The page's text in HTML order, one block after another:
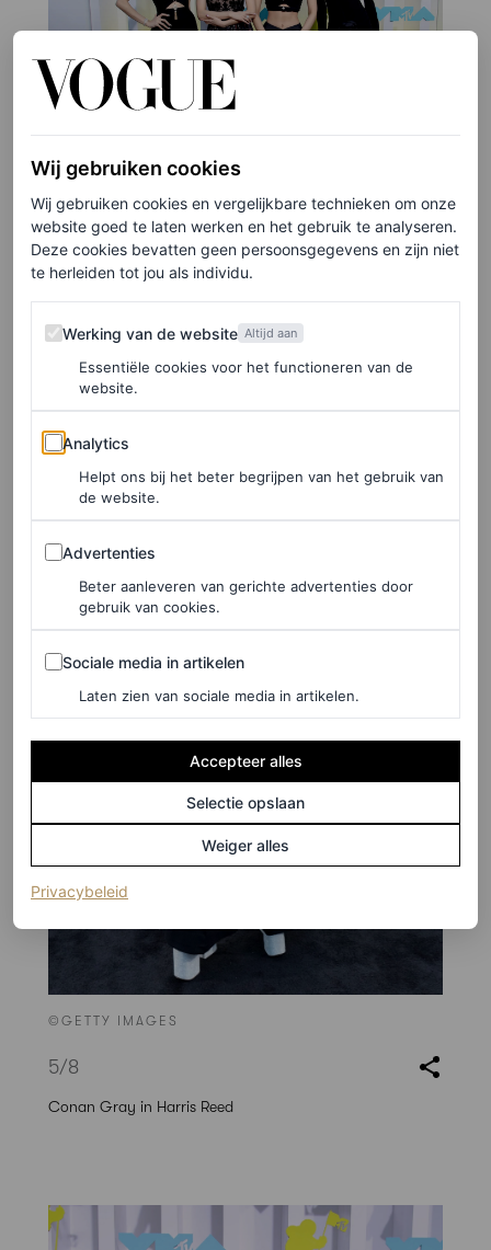
©GETTY IMAGES
4 /8
Blackpink in Celine, Dior, Chanel en Saint Laurent
©GETTY IMAGES
5/8
Conan Gray in Harris Reed
Wij gebruiken cookies
Wij gebruiken cookies en vergelijkbare technieken om onze
website goed te laten werken en het gebruik te analyseren.
Deze cookies bevatten geen persoonsgegevens en zijn niet
te herleiden tot jou als individu.
Werking van de website
Werking van de website Altijd aan
Essentiële cookies voor het functioneren van de
website.
Analytics
Analytics
Helpt ons bij het beter begrijpen van het gebruik van
de website.
Advertenties
Advertenties
Beter aanleveren van gerichte advertenties door
gebruik van cookies.
Sociale media in artikelen
Sociale media in artikelen
Laten zien van sociale media in artikelen.
Accepteer alles
Selectie opslaan
Weiger alles
Privacybeleid